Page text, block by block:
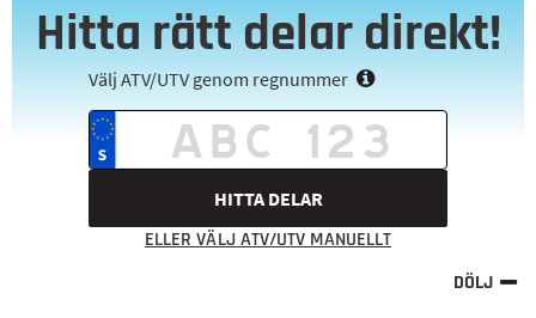
Hitta rätt delar direkt!
Välj ATV/UTV genom regnummer
HITTA DELAR
ELLER VÄLJ ATV/UTV MANUELLT
DÖLJ